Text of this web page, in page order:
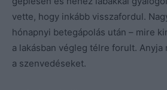
vette, hogy inkább visszafordul.
hónapnyi betegápolás után – mire
a lakásban végleg télre forult.
a szenvedéseket.